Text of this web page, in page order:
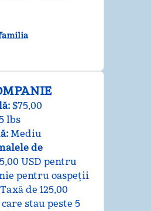
$75,00
lbs
Mediu
de
USD pentru
pentru oaspeții
de 125,00
stau peste 5